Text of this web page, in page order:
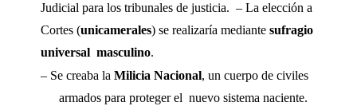
Judicial para los tribunales de justicia.  – La elección a
Cortes (unicamerales) se realizaría mediante sufragio
universal  masculino.
– Se creaba la Milicia Nacional, un cuerpo de civiles
armados para proteger el  nuevo sistema naciente.